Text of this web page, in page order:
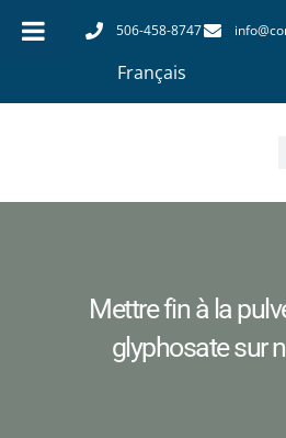
Aller
506-458-8747
Français
Mettre fin à la
glyphosate sur